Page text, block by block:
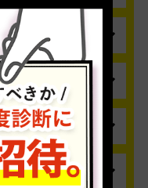
着払いにてお送りくだ
否させていただきま
ードできない場
商品と一緒に弊社
21時までは、マ
降の変更は配送業
せください。
休）
せん。
・ご相談は、以
休）
ました
は、メモなどを
社までご連絡くだ
した
ール）は、次回
あればお住いの
いですか？